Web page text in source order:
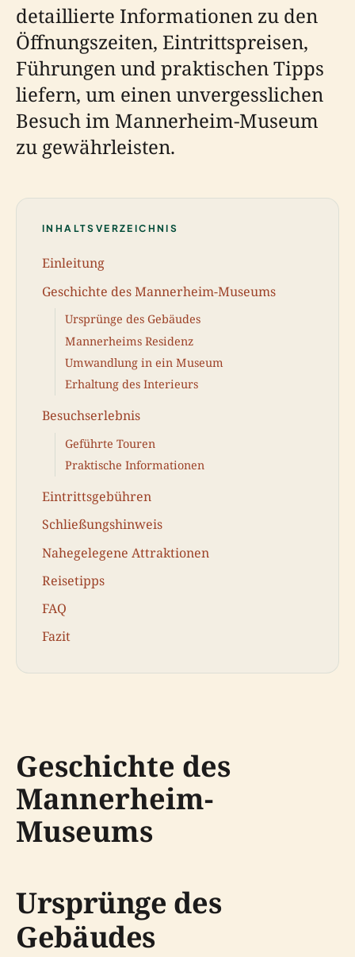
detaillierte Informationen zu den
Öffnungszeiten, Eintrittspreisen,
Führungen und praktischen Tipps
liefern, um einen unvergesslichen
Besuch im Mannerheim-Museum
zu gewährleisten.
INHALTSVERZEICHNIS
Einleitung
Geschichte des Mannerheim-Museums
Ursprünge des Gebäudes
Mannerheims Residenz
Umwandlung in ein Museum
Erhaltung des Interieurs
Besuchserlebnis
Geführte Touren
Praktische Informationen
Eintrittsgebühren
Schließungshinweis
Nahegelegene Attraktionen
Reisetipps
FAQ
Fazit
Geschichte des
Mannerheim-
Museums
Ursprünge des
Gebäudes